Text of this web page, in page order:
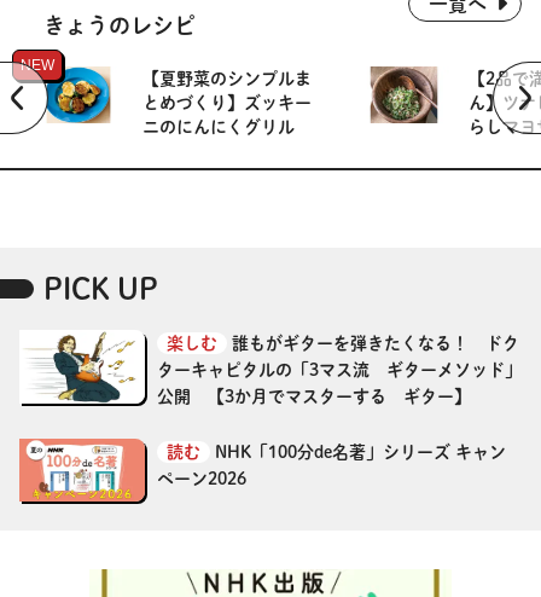
きょうのレシピ
NEW
【夏野菜のシンプルま
とめづくり】ズッキー
ニのにんにくグリル
【2品で
ん】ツ
らしマヨ
PICK UP
楽しむ
誰もがギターを弾きたくなる！ ドク
ターキャピタルの「3マス流 ギターメソッド」
公開 【3か月でマスターする ギター】
読む
NHK「100分de名著」シリーズ キャン
ペーン2026